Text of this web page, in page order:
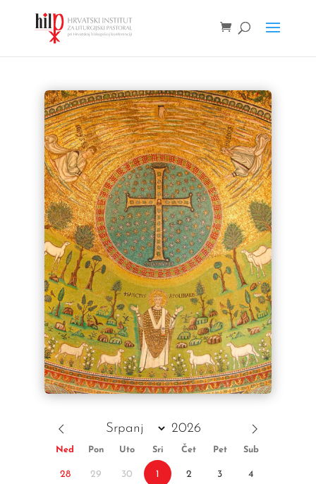
Ned Pon Uto Sri Čet Pet Sub
28 29 30 1 2 3 4